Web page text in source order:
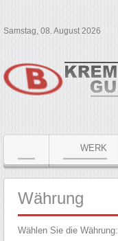
Samstag, 08. August 2026
WERK
Währung
Wählen Sie die Währung: